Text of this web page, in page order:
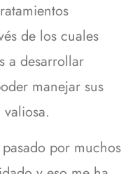
de los cuales
a desarrollar
manejar sus
por muchos